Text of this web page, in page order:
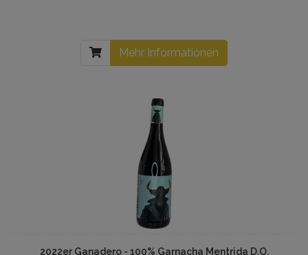
Mehr Informationen
2022er Ganadero - 100% Garnacha Mentrida D.O.